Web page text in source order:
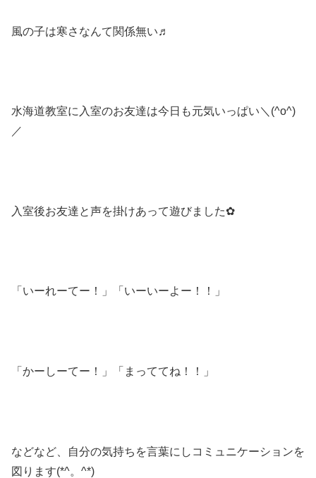
風の子は寒さなんて関係無い♬
水海道教室に入室のお友達は今日も元気いっぱい＼(^o^)
／
入室後お友達と声を掛けあって遊びました✿
「いーれーてー！」「いーいーよー！！」
「かーしーてー！」「まっててね！！」
などなど、自分の気持ちを言葉にしコミュニケーションを
図ります(*^。^*)